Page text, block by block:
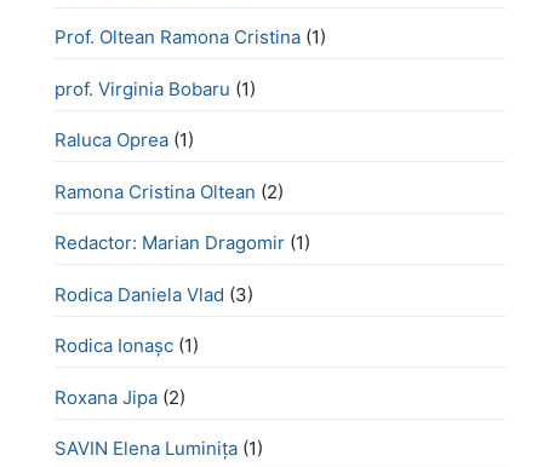
Prof. Oltean Ramona Cristina (1)
prof. Virginia Bobaru (1)
Raluca Oprea (1)
Ramona Cristina Oltean (2)
Redactor: Marian Dragomir (1)
Rodica Daniela Vlad (3)
Rodica Ionașc (1)
Roxana Jipa (2)
SAVIN Elena Luminița (1)